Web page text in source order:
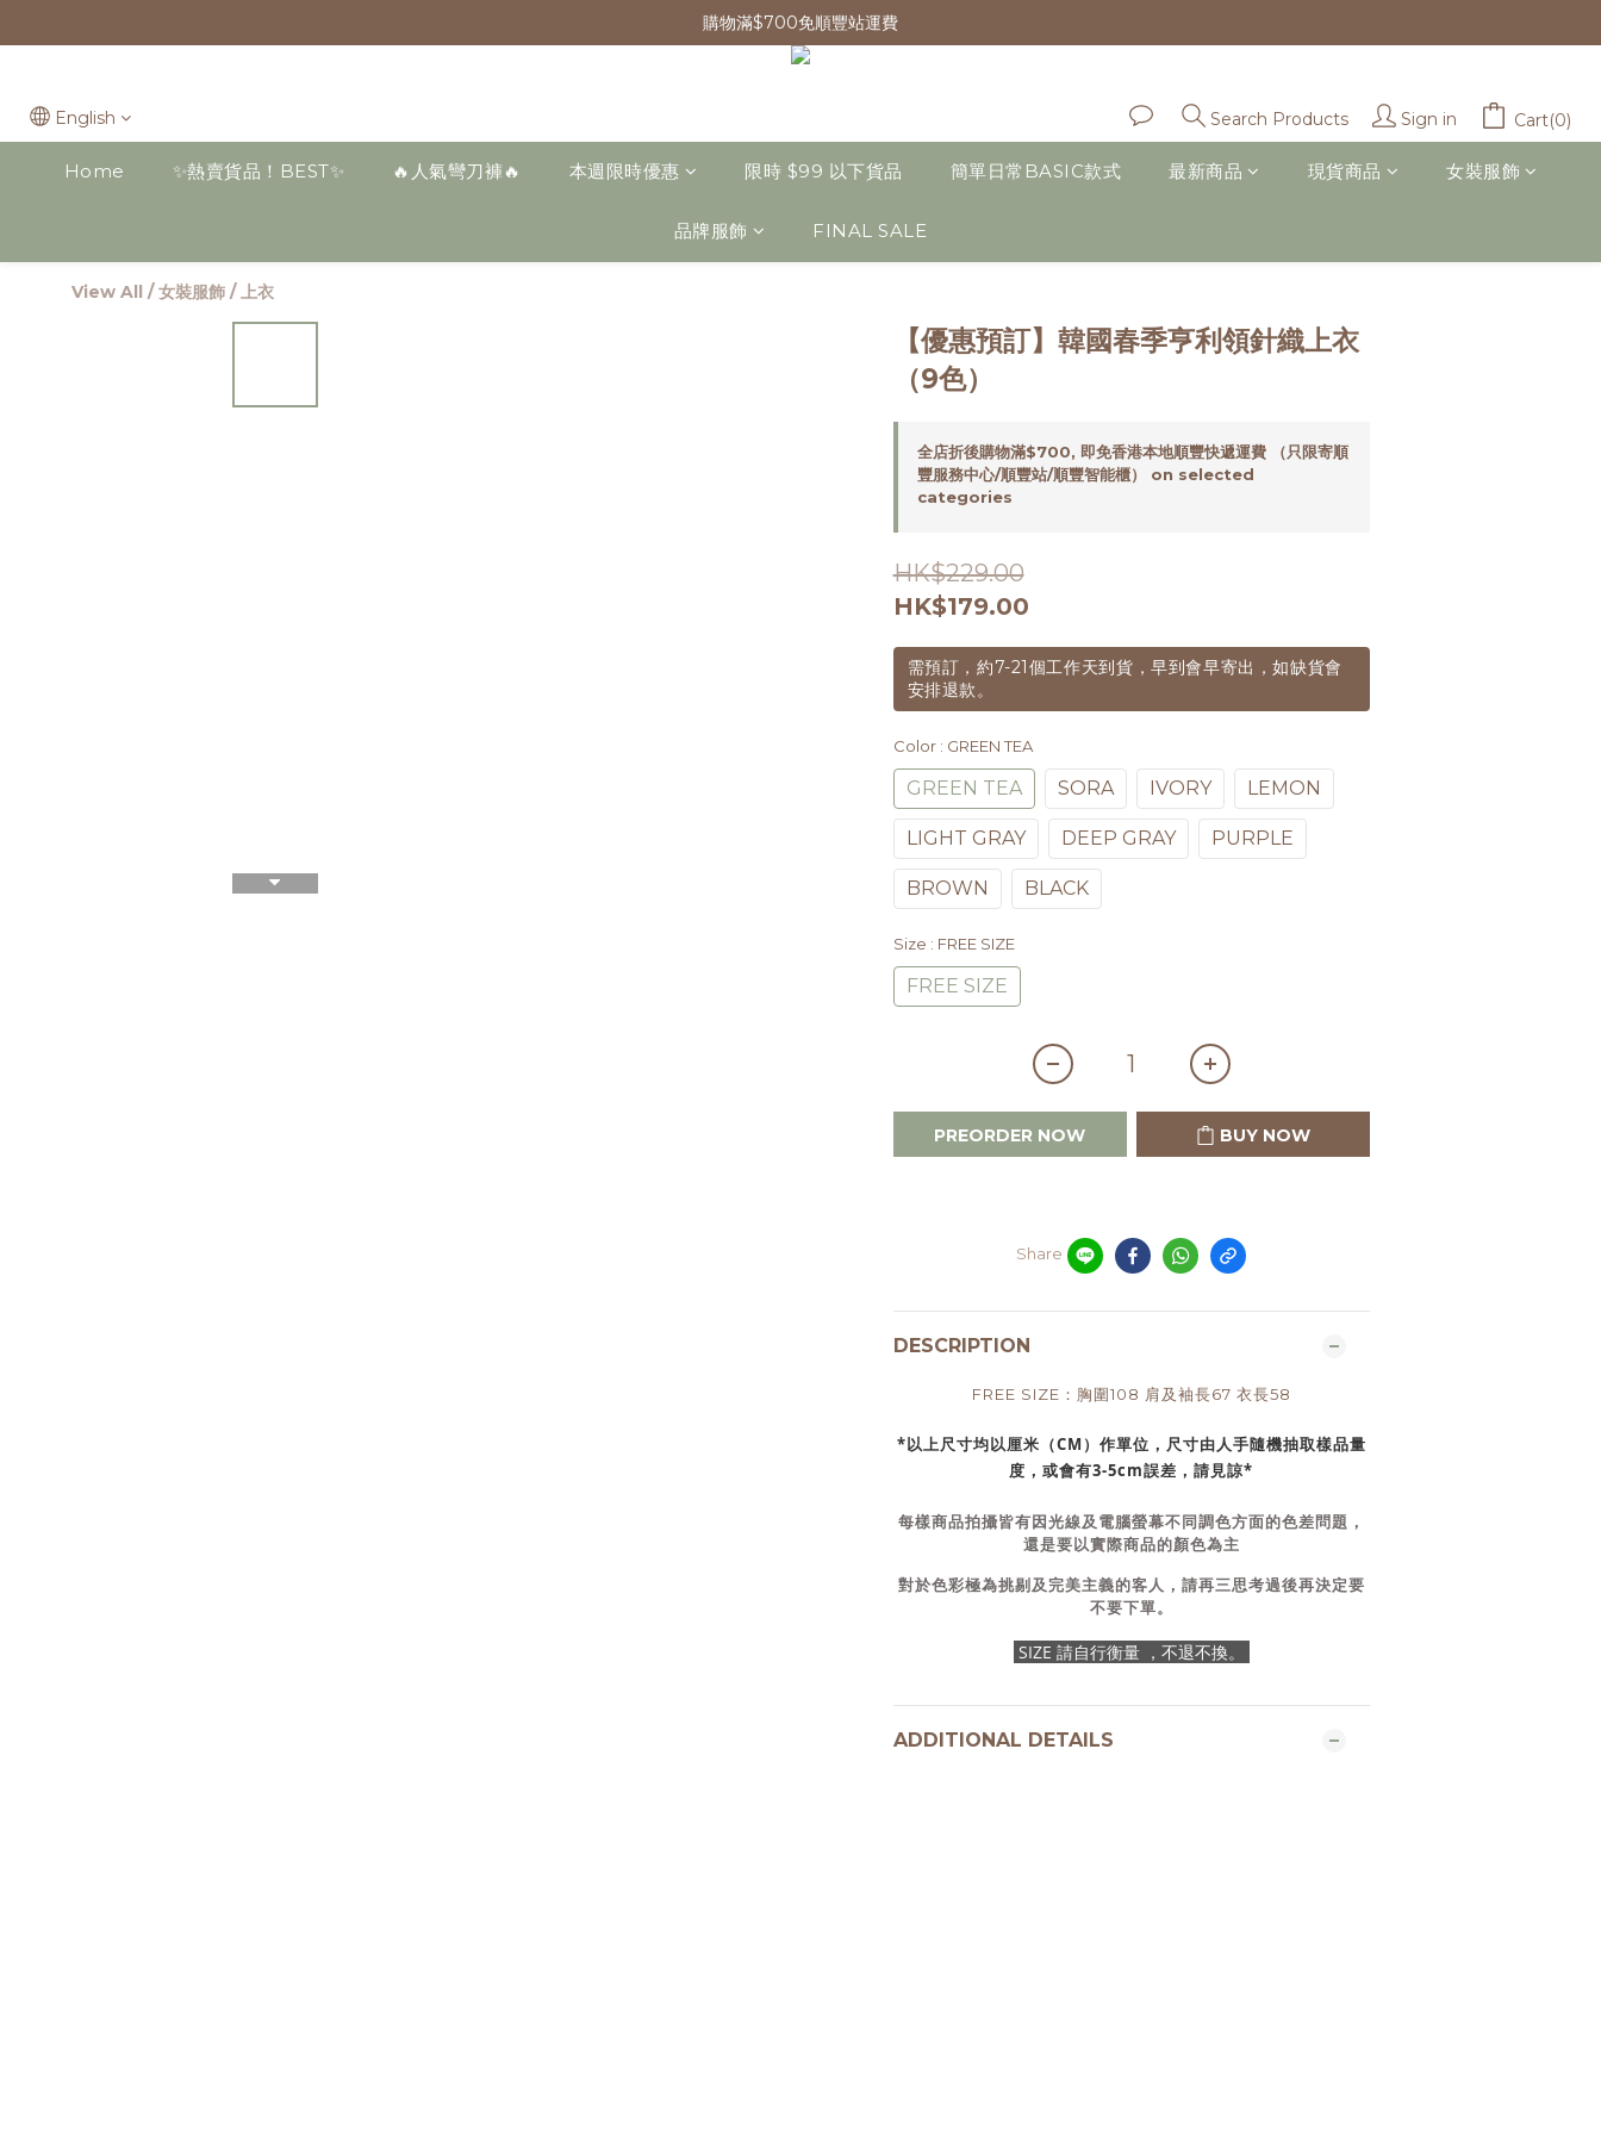
購物滿$700免順豐站運費
English Search Products Sign in Cart(0)
Home ✨熱賣貨品！BEST✨ 🔥人氣彎刀褲🔥 本週限時優惠 限時 $99 以下貨品 簡單日常BASIC款式 最新商品 現貨商品 女裝服飾
品牌服飾 FINAL SALE
View All /女裝服飾 /上衣
【優惠預訂】韓國春季亨利領針織上衣
（9色）
全店折後購物滿$700, 即免香港本地順豐快遞運費 （只限寄順
豐服務中心/順豐站/順豐智能櫃） on selected
categories
HK$229.00
HK$179.00
需預訂，約7-21個工作天到貨，早到會早寄出，如缺貨會
安排退款。
Color : GREEN TEA
GREEN TEA SORA IVORY LEMON
LIGHT GRAY DEEP GRAY PURPLE
BROWN BLACK
Size : FREE SIZE
FREE SIZE
PREORDER NOW BUY NOW
Share
DESCRIPTION
FREE SIZE：胸圍108 肩及袖長67 衣長58
*以上尺寸均以厘米（CM）作單位，尺寸由人手隨機抽取樣品量
度，或會有3-5cm誤差，請見諒*
每樣商品拍攝皆有因光線及電腦螢幕不同調色方面的色差問題，
還是要以實際商品的顏色為主
對於色彩極為挑剔及完美主義的客人，請再三思考過後再決定要
不要下單。
SIZE 請自行衡量 ，不退不換。
ADDITIONAL DETAILS